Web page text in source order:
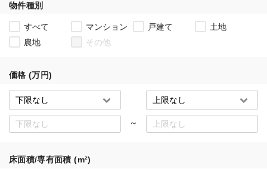
物件種別
すべて マンション 戸建て
土地
農地
その他
価格 (万円)
～
床面積/専有面積 (m²)